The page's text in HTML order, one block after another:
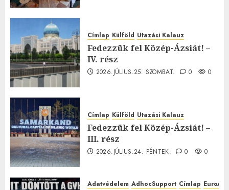
Címlap Külföld Utazási Kalauz
Fedezzük fel Közép-Ázsiát! –
IV. rész
2026.JÚLIUS.25. SZOMBAT. 0 0
Címlap Külföld Utazási Kalauz
Fedezzük fel Közép-Ázsiát! –
III. rész
2026.JÚLIUS.24. PÉNTEK. 0 0
Adatvédelem AdhocSupport Címlap